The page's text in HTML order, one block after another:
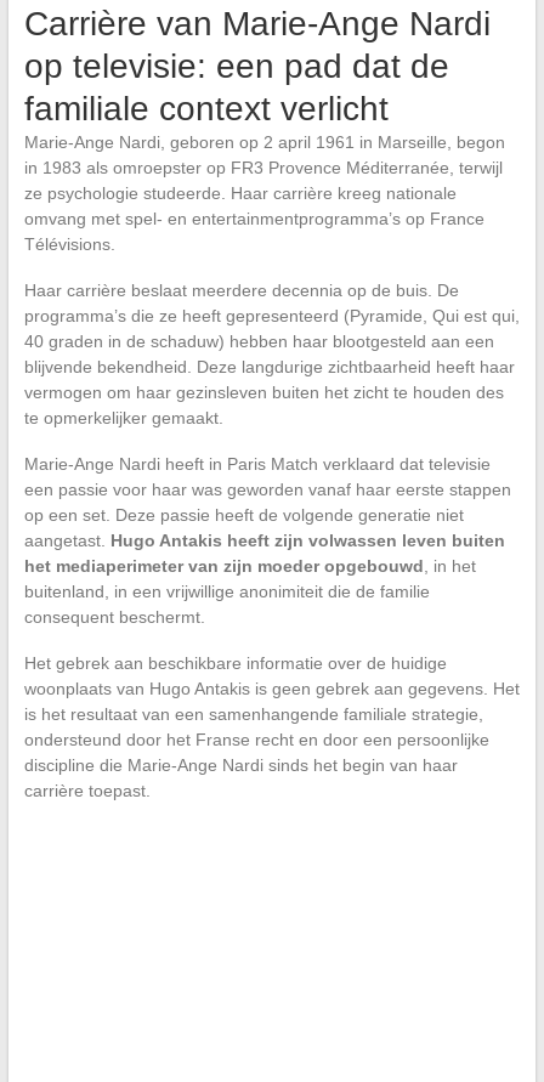
Carrière van Marie-Ange Nardi
op televisie: een pad dat de
familiale context verlicht
Marie-Ange Nardi, geboren op 2 april 1961 in Marseille, begon
in 1983 als omroepster op FR3 Provence Méditerranée, terwijl
ze psychologie studeerde. Haar carrière kreeg nationale
omvang met spel- en entertainmentprogramma’s op France
Télévisions.
Haar carrière beslaat meerdere decennia op de buis. De
programma’s die ze heeft gepresenteerd (Pyramide, Qui est qui,
40 graden in de schaduw) hebben haar blootgesteld aan een
blijvende bekendheid. Deze langdurige zichtbaarheid heeft haar
vermogen om haar gezinsleven buiten het zicht te houden des
te opmerkelijker gemaakt.
Marie-Ange Nardi heeft in Paris Match verklaard dat televisie
een passie voor haar was geworden vanaf haar eerste stappen
op een set. Deze passie heeft de volgende generatie niet
aangetast. Hugo Antakis heeft zijn volwassen leven buiten
het mediaperimeter van zijn moeder opgebouwd, in het
buitenland, in een vrijwillige anonimiteit die de familie
consequent beschermt.
Het gebrek aan beschikbare informatie over de huidige
woonplaats van Hugo Antakis is geen gebrek aan gegevens. Het
is het resultaat van een samenhangende familiale strategie,
ondersteund door het Franse recht en door een persoonlijke
discipline die Marie-Ange Nardi sinds het begin van haar
carrière toepast.